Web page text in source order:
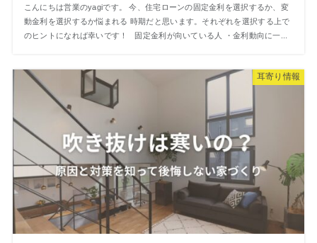
こんにちは営業のyagiです。 今、住宅ローンの固定金利を選択するか、変
動金利を選択するか悩まれる 時期だと思います。それぞれを選択する上で
のヒントになれば幸いです！ 固定金利が向いている人 ・金利動向に一...
⽿寄り情報